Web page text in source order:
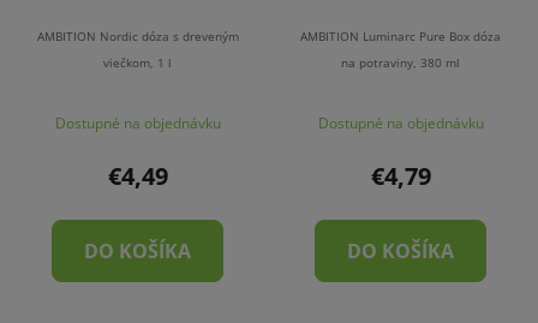
AMBITION Nordic dóza s dreveným
viečkom, 1 l
Dostupné na objednávku
€4,49
DO KOŠÍKA
AMBITION Luminarc Pure Box dóza
na potraviny, 380 ml
Dostupné na objednávku
€4,79
DO KOŠÍKA